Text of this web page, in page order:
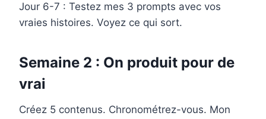
Jour 6-7 : Testez mes 3 prompts avec vos
vraies histoires. Voyez ce qui sort.
Semaine 2 : On produit pour de
vrai
Créez 5 contenus. Chronométrez-vous. Mon